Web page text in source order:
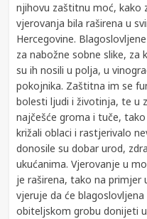
njihovu zaštitnu moć, kako
vjerovanja bila raširena u
Hercegovine.
za nabožne sobne slike, za
su ih nosili u polja, u
pokojnika. Zaštitna im se
bolesti ljudi i životinja, te u
najčešće groma i tuče,
križali oblaci i rastjerivalo
donosile su dobar urod,
ukućanima. Vjerovanje u
je raširena, tako na primjer
vjeruje da će
obiteljskom grobu donijeti